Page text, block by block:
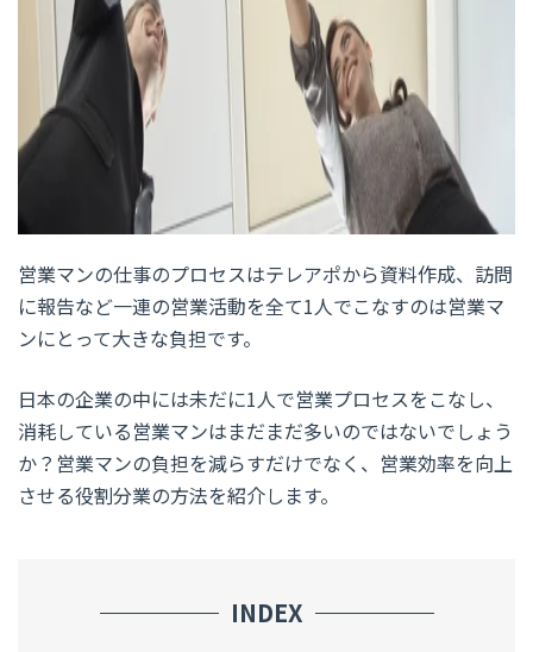
営業マンの仕事のプロセスはテレアポから資料作成、訪問
に報告など一連の営業活動を全て1人でこなすのは営業マ
ンにとって大きな負担です。
日本の企業の中には未だに1人で営業プロセスをこなし、
消耗している営業マンはまだまだ多いのではないでしょう
か？営業マンの負担を減らすだけでなく、営業効率を向上
させる役割分業の方法を紹介します。
INDEX